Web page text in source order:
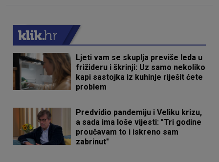
Ljeti vam se skuplja previše leda u
frižideru i škrinji: Uz samo nekoliko
kapi sastojka iz kuhinje riješit ćete
problem
Predvidio pandemiju i Veliku krizu,
a sada ima loše vijesti: "Tri godine
proučavam to i iskreno sam
zabrinut"